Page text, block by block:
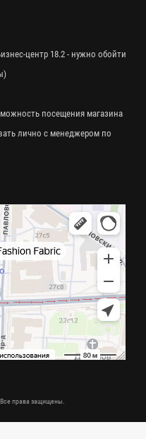
центр 18.2 - нужно обойти
посещения магазина
лично с менеджером по
права защищены.